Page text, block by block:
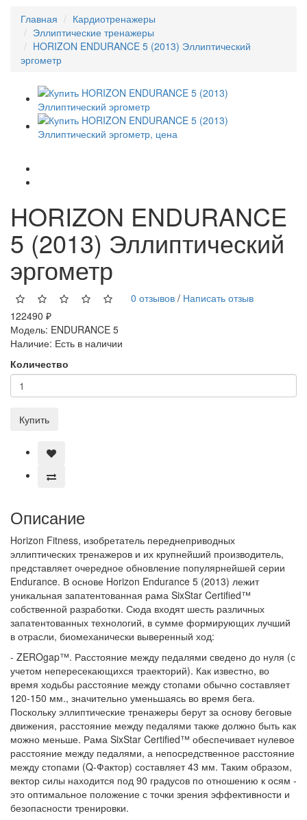
Главная
Кардиотренажеры
Эллиптические тренажеры
HORIZON ENDURANCE 5 (2013) Эллиптический
эргометр
HORIZON ENDURANCE
5 (2013) Эллиптический
эргометр
0 отзывов / Написать отзыв
122490 ₽
Модель: ENDURANCE 5
Наличие: Есть в наличии
Количество
Купить
Описание
Horizon Fitness, изобретатель переднеприводных
эллиптических тренажеров и их крупнейший производитель,
представляет очередное обновление популярнейшей серии
Endurance. В основе Horizon Endurance 5 (2013) лежит
уникальная запатентованная рама SixStar Certified™
собственной разработки. Сюда входят шесть различных
запатентованных технологий, в сумме формирующих лучший
в отрасли, биомеханически выверенный ход:
- ZEROgap™. Расстояние между педалями сведено до нуля (с
учетом непересекающихся траекторий). Как известно, во
время ходьбы расстояние между стопами обычно составляет
120-150 мм., значительно уменьшаясь во время бега.
Поскольку эллиптические тренажеры берут за основу беговые
движения, расстояние между педалями также должно быть как
можно меньше. Рама SixStar Certified™ обеспечивает нулевое
расстояние между педалями, а непосредственное расстояние
между стопами (Q-Фактор) составляет 43 мм. Таким образом,
вектор силы находится под 90 градусов по отношению к осям -
это оптимальное положение с точки зрения эффективности и
безопасности тренировки.